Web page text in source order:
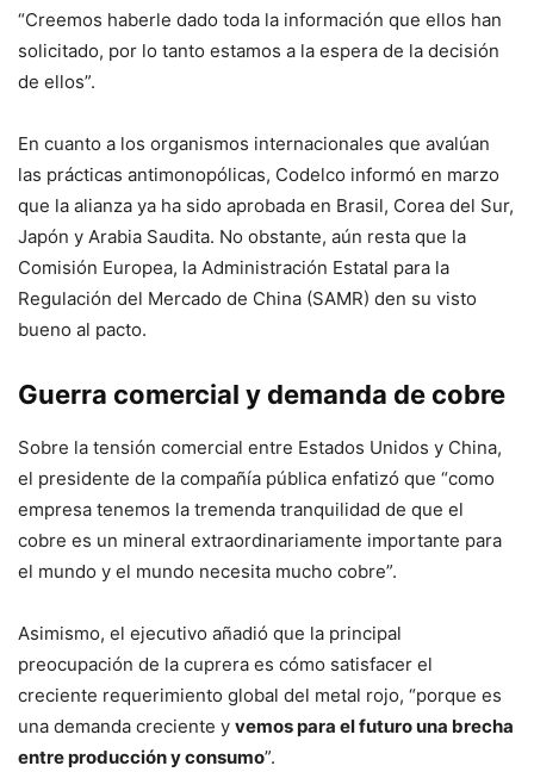
“Creemos haberle dado toda la información que ellos han
solicitado, por lo tanto estamos a la espera de la decisión
de ellos”.
En cuanto a los organismos internacionales que avalúan
las prácticas antimonopólicas, Codelco informó en marzo
que la alianza ya ha sido aprobada en Brasil, Corea del Sur,
Japón y Arabia Saudita. No obstante, aún resta que la
Comisión Europea, la Administración Estatal para la
Regulación del Mercado de China (SAMR) den su visto
bueno al pacto.
Guerra comercial y demanda de cobre
Sobre la tensión comercial entre Estados Unidos y China,
el presidente de la compañía pública enfatizó que “como
empresa tenemos la tremenda tranquilidad de que el
cobre es un mineral extraordinariamente importante para
el mundo y el mundo necesita mucho cobre”.
Asimismo, el ejecutivo añadió que la principal
preocupación de la cuprera es cómo satisfacer el
creciente requerimiento global del metal rojo, “porque es
una demanda creciente y vemos para el futuro una brecha
entre producción y consumo”.